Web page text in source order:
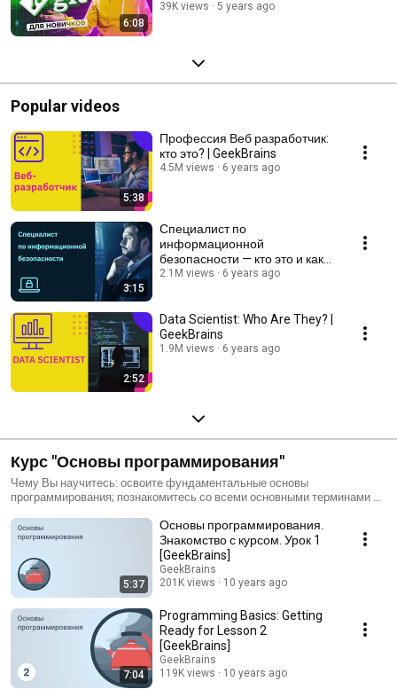
6:08
39K views 5 years ago
Popular videos
5:38
Профессия Веб разработчик:
кто это? | GeekBrains
4.5M views 6 years ago
3:15
Специалист по
информационной
безопасности — кто это и как
им стать | GeekBrains
2.1M views 6 years ago
2:52
Data Scientist: Who Are They? |
GeekBrains
1.9M views 6 years ago
Курс "Основы программирования"
Чему Вы научитесь: освоите фундаментальные основы
программирования; познакомитесь со всеми основными терминами и
опыт разработки; сможете писать простые программы; познакомитесь
с различными языками и направлениями программирования; будете
четко понимать, какое направление вам наиболее интересно;
получите материалы и инструкции для дальнейшего развития.
5:37
Основы программирования.
Знакомство с курсом. Урок 1
[GeekBrains]
GeekBrains
201K views
10 years ago
7:04
Programming Basics: Getting
Ready for Lesson 2
[GeekBrains]
GeekBrains
119K views
10 years ago